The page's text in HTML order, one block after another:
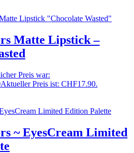
Matte Lipstick –
Preis war:
Aktueller Preis ist: CHF17.90.
~ EyesCream Limited